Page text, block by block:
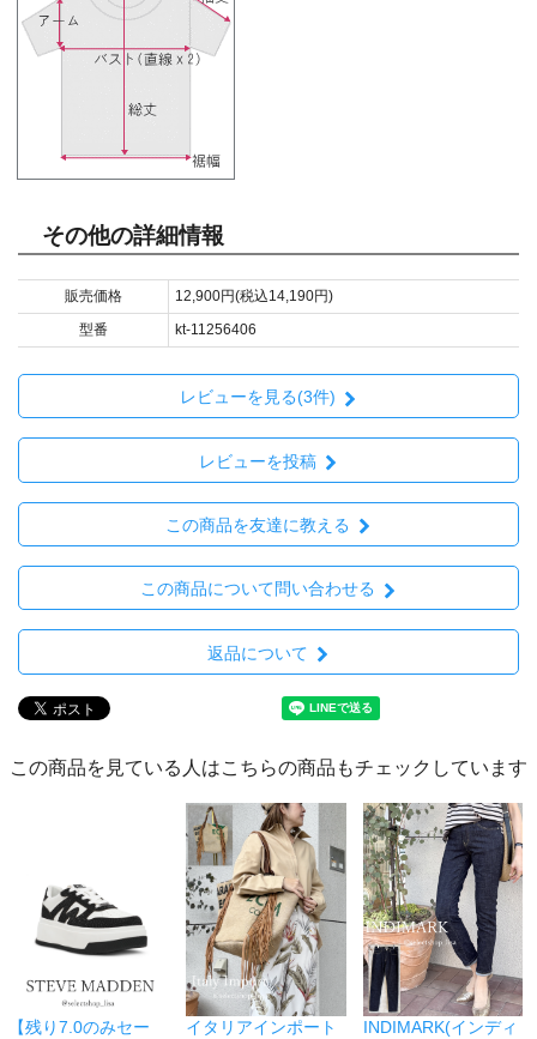
その他の詳細情報
販売価格
12,900円(税込14,190円)
型番
kt-11256406
レビューを見る(3件)
レビューを投稿
この商品を友達に教える
この商品について問い合わせる
返品について
この商品を見ている人はこちらの商品もチェックしています
【残り7.0のみセー
イタリアインポート
INDIMARK(インディ